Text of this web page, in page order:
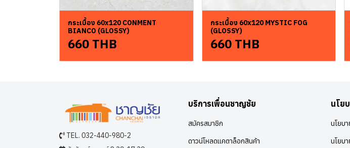
กระเบื้อง 60x120 CONMENT
BIANCO (GLOSSY)
660 THB
กระเบื้อง 60x120 MYSTIC FOG
(GLOSSY)
660 THB
TEL. 032-440-980-2
บริการเพื่อนชาญชัย
สมัครสมาชิก
ดาวน์โหลดแคตาล็อกสินค้า
นโย
นโยบ
นโยบ